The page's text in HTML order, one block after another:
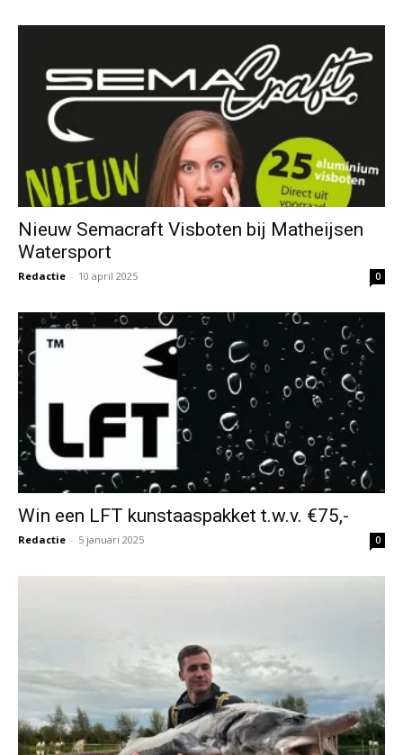
Nieuw Semacraft Visboten bij Matheijsen
Watersport
Redactie - 10 april 2025 0
Win een LFT kunstaaspakket t.w.v. €75,-
Redactie - 5 januari 2025 0